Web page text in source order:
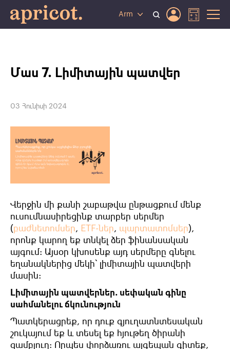
Arm
Մաս 7. Լիմիտային պատվեր
03 Հունիսի 2024
Վերջին մի քանի շաբաթվա ընթացքում մենք
ուսումնասիրեցինք տարբեր սերմեր
(բաժնետոմսեր, ETF-ներ, պարտատոմսեր),
որոնք կարող եք տնկել ձեր ֆինանսական
այգում: Այսօր կխոսենք այդ սերմերը գնելու
եղանակներից մեկի՝ լիմիտային պատվերի
մասին:
Լիմիտային պատվերներ. սեփական գինը
սահմանելու ճկունություն
Պատկերացրեք, որ դուք գյուղատնտեսական
շուկայում եք և տեսել եք հյութեղ ծիրանի
զամբյուղ: Որպես փորձառու այգեպան գիտեք,